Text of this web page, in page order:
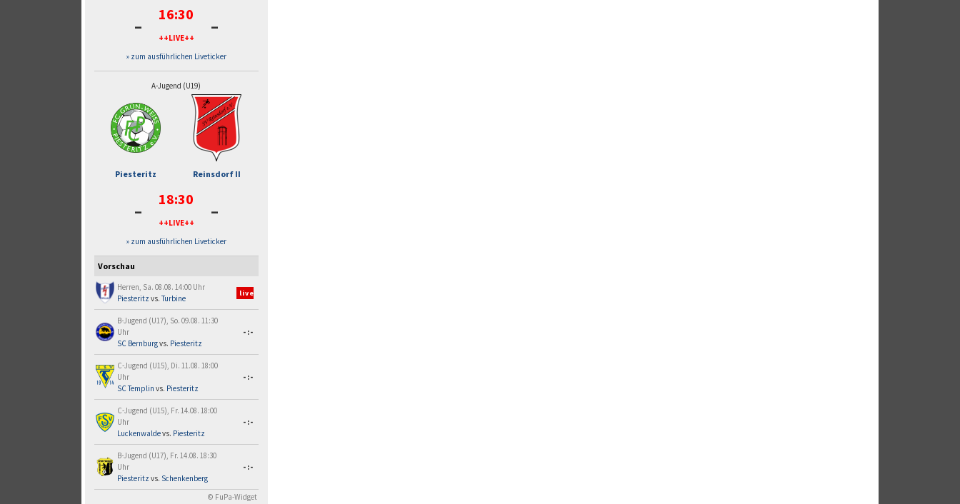
- 16:30
++LIVE++ -
» zum ausführlichen Liveticker
A-Jugend (U19)
Piesteritz Reinsdorf II
- 18:30
++LIVE++ -
» zum ausführlichen Liveticker
Vorschau
Herren, Sa. 08.08. 14:00 Uhr
Piesteritz vs.Turbine
live
B-Jugend (U17), So. 09.08. 11:30
Uhr
SC Bernburgvs. Piesteritz
-:-
C-Jugend (U15), Di. 11.08. 18:00
Uhr
SC Templin vs. Piesteritz
-:-
C-Jugend (U15), Fr. 14.08. 18:00
Uhr
Luckenwaldevs. Piesteritz
-:-
B-Jugend (U17), Fr. 14.08. 18:30
Uhr
Piesteritz vs. Schenkenberg
-:-
© FuPa-Widget